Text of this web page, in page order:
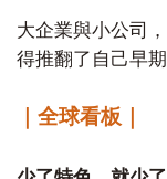
大企業與小公司
得推翻了自己早
｜全球看板｜